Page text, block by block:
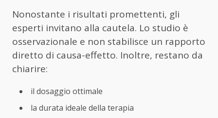
Nonostante i risultati promettenti, gli
esperti invitano alla cautela. Lo studio è
osservazionale e non stabilisce un rapporto
diretto di causa-effetto. Inoltre, restano da
chiarire:
il dosaggio ottimale
la durata ideale della terapia